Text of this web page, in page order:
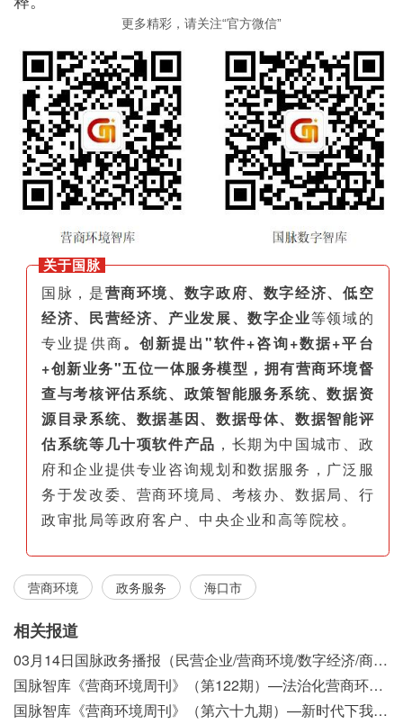
更多精彩，请关注“官方微信”
关于国脉
国脉，是营商环境、数字政府、数字经济、低空
经济、民营经济、产业发展、数字企业等领域的
专业提供商。创新提出"软件+咨询+数据+平台
+创新业务"五位一体服务模型，拥有营商环境督
查与考核评估系统、政策智能服务系统、数据资
源目录系统、数据基因、数据母体、数据智能评
估系统等几十项软件产品 ，长期为中国城市、政
府和企业提供专业咨询规划和数据服务，广泛服
务于发改委、营商环境局、考核办、数据局、行
政审批局等政府客户、中央企业和高等院校。
营商环境 政务服务 海口市
相关报道
03月14日国脉政务播报（民营企业/营商环境/数字经济/商事制度改革）
国脉智库《营商环境周刊》（第122期）—法治化营商环境视域下我国行政执法公示制度浅析
国脉智库《营商环境周刊》（第六十九期）—新时代下我国营商环境标准体系构建初探